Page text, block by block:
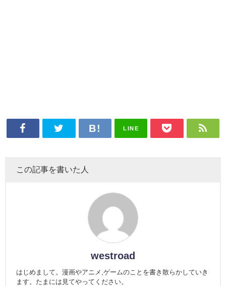
LINE
この記事を書いた人
westroad
はじめまして。漫画やアニメ,ゲームのことを書き散らかしていき
ます。たまには見てやってください。